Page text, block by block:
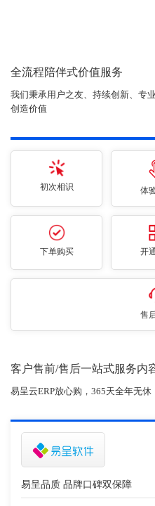
全流程陪伴式价值服务
我们秉承用户之友、持续创新、专
创造价值
初次相识 体
下单购买 开
售
客户售前/售后一站式服务内
易呈云ERP放心购，365天全年无
易呈品质 品牌口碑双保障